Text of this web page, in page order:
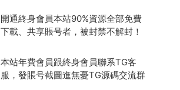
開通終身會員本站90%資源全部免費
下載、共享賬号者，被封禁不解封！
本站年費會員跟終身會員聯系TG客
服，發賬号截圖進無憂TG源碼交流群